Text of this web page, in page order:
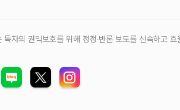
독자의 권익보호를 위해 정정‧반론 보도를 신속하고